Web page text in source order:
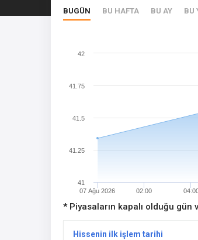
BUGÜN BU HAFTA BU AY BU
07 Ağu 2026 02:00
41
41.25
41.5
41.75
42
* Piyasaların kapalı olduğu gün
Hissenin ilk işlem tarihi